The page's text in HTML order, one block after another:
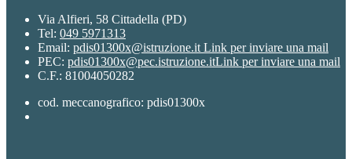
Via Alfieri, 58 Cittadella (PD)
Tel: 049 5971313
Email: pdis01300x@istruzione.it Link per inviare una mail
PEC: pdis01300x@pec.istruzione.itLink per inviare una mail
C.F.: 81004050282
cod. meccanografico: pdis01300x